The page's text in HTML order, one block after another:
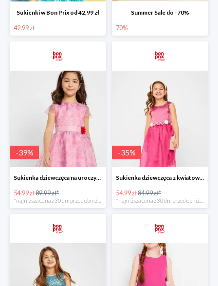
Sukienki w Bon Prix od 42,99 zł
42.99 zł
Summer Sale do -70%
70%
-39%
Sukienka dziewczęca na uroczyste okazje z kwiatowym nadrukiem -38%
54.99 zł89.99 zł*
*najniższa cena z 30 dni przed obniżką
-35%
Sukienka dziewczęca z kwiatową aplikacją -35%
54.99 zł84.99 zł*
*najniższa cena z 30 dni przed obniżką